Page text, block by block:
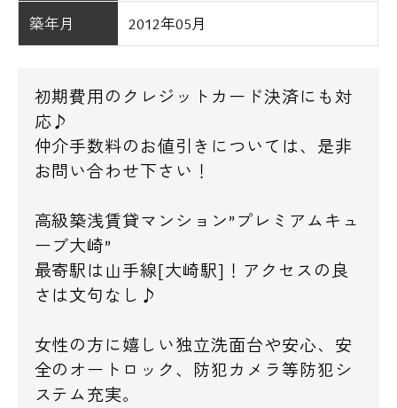
築年月 2012年05月
初期費用のクレジットカード決済にも対
応♪
仲介手数料のお値引きについては、是非
お問い合わせ下さい！
高級築浅賃貸マンション”プレミアムキュ
ーブ大崎”
最寄駅は山手線[大崎駅]！アクセスの良
さは文句なし♪
女性の方に嬉しい独立洗面台や安心、安
全のオートロック、防犯カメラ等防犯シ
ステム充実。